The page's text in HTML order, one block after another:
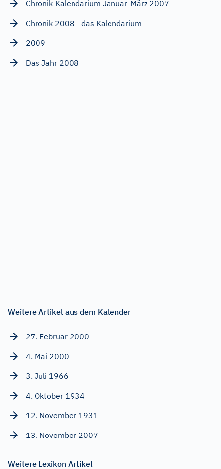
Chronik-Kalendarium Januar-März 2007
Chronik 2008 - das Kalendarium
2009
Das Jahr 2008
Weitere Artikel aus dem Kalender
27. Februar 2000
4. Mai 2000
3. Juli 1966
4. Oktober 1934
12. November 1931
13. November 2007
Weitere Lexikon Artikel